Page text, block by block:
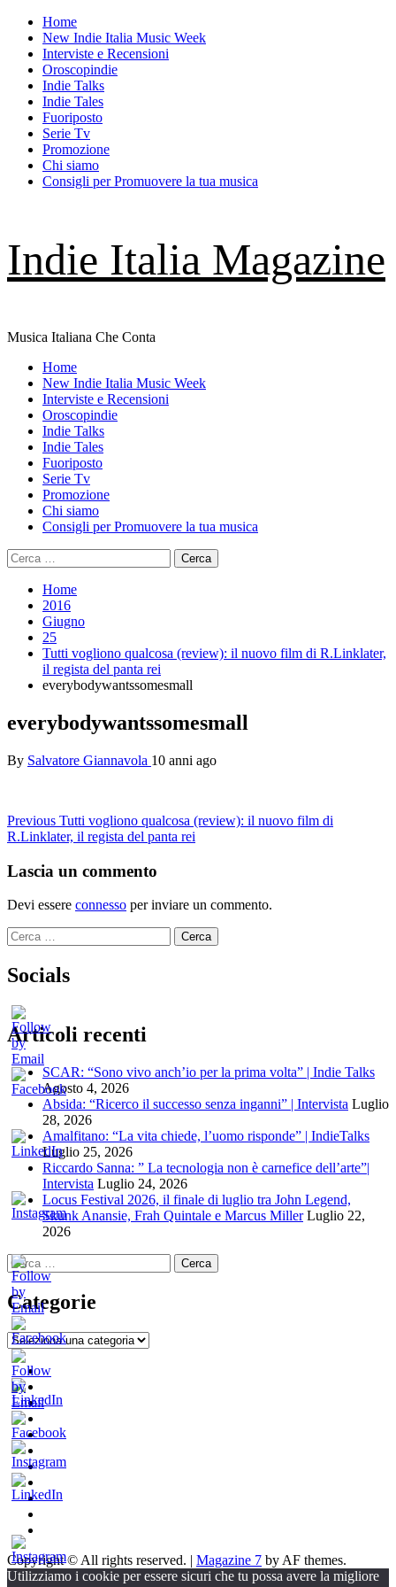
Skip
content
Home
New Indie Italia Music Week
Interviste e Recensioni
Oroscopindie
Indie Talks
Indie Tales
Fuoriposto
Serie Tv
Promozione
Chi siamo
Consigli per Promuovere la tua musica
Indie Italia Magazine
Musica Italiana Che Conta
Primary
Menu
Home
New Indie Italia Music Week
Interviste e Recensioni
Oroscopindie
Indie Talks
Indie Tales
Fuoriposto
Serie Tv
Promozione
Chi siamo
Consigli per Promuovere la tua musica
Ricerca
per:
Home
2016
Giugno
25
Tutti vogliono qualcosa (review): il nuovo film di R.Linklater,
il regista del panta rei
everybodywantssomesmall
everybodywantssomesmall
By Salvatore Giannavola 10 anni ago
Continue
Reading
Previous Tutti vogliono qualcosa (review): il nuovo film di
R.Linklater, il regista del panta rei
Lascia un commento
Devi essere connesso per inviare un commento.
Ricerca
per:
Socials
Articoli recenti
SCAR: “Sono vivo anch’io per la prima volta” | Indie Talks
Agosto 4, 2026
Absida: “Ricerco il successo senza inganni” | Intervista Luglio
28, 2026
Amalfitano: “La vita chiede, l’uomo risponde” | IndieTalks
Luglio 25, 2026
Riccardo Sanna: ” La tecnologia non è carnefice dell’arte”|
Intervista Luglio 24, 2026
Locus Festival 2026, il finale di luglio tra John Legend,
Skunk Anansie, Frah Quintale e Marcus Miller Luglio 22,
2026
Ricerca
per:
Categorie
Categorie
Home
Indie
Music
Interviste
Recensioni
Indie
Tales
Fuoriposto
Tv
Promozione
Promuovere
la
Copyright © All rights reserved. | Magazine 7 by AF themes.
Utilizziamo i cookie per essere sicuri che tu possa avere la migliore